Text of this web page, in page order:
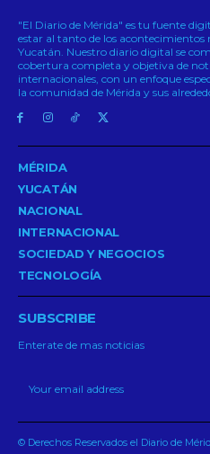
"El Diario de Mérida" es tu fuente
estar al tanto de los acontecimientos
Yucatán. Nuestro diario digital se
cobertura completa y objetiva de
internacionales, con un enfoque
la comunidad de Mérida y sus
MÉRIDA
YUCATÁN
NACIONAL
INTERNACIONAL
SOCIEDAD Y NEGOCIOS
TECNOLOGÍA
SUBSCRIBE
Enterate de mas noticias
© Derechos Reservados el Diario de